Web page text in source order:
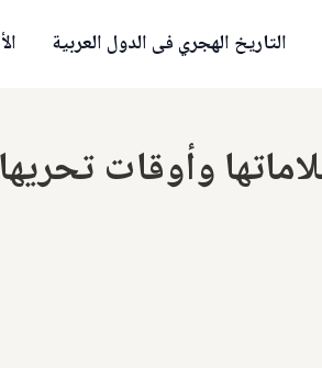
التاريخ الهجري فى الدول العربية